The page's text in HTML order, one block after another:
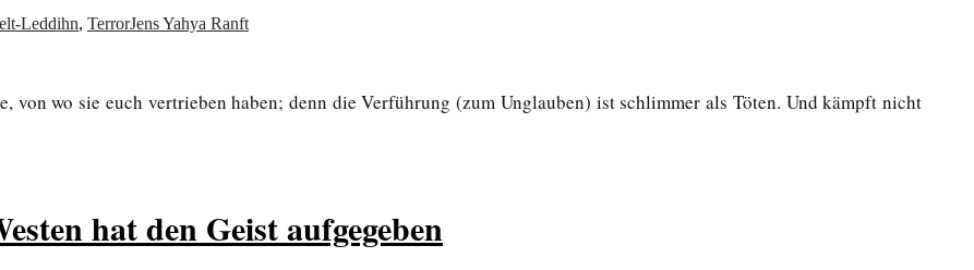
Leddihn, TerrorJens Yahya Ranft
von wo sie euch vertrieben haben; denn die Verführung (zum Unglauben) ist schlimmer als Töten. Und kämpft nicht
hat den Geist aufgegeben